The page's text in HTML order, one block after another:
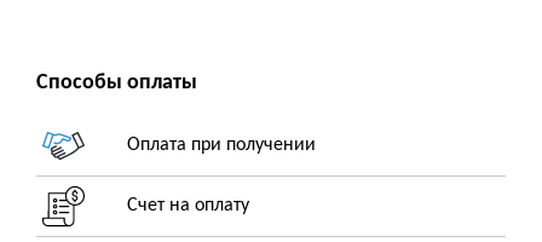
Способы оплаты
Оплата при получении
Счет на оплату